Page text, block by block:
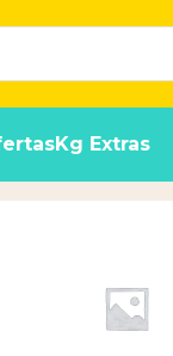
Kg Extras